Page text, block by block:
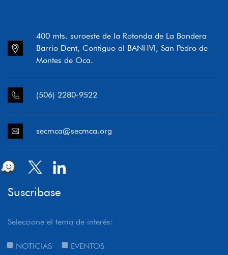
400 mts. suroeste de la Rotonda de La Bandera
Barrio Dent, Contiguo al BANHVI, San Pedro de
Montes de Oca.
(506) 2280-9522
secmca@secmca.org
Suscribase
Seleccione el tema de interés:
NOTICIAS EVENTOS